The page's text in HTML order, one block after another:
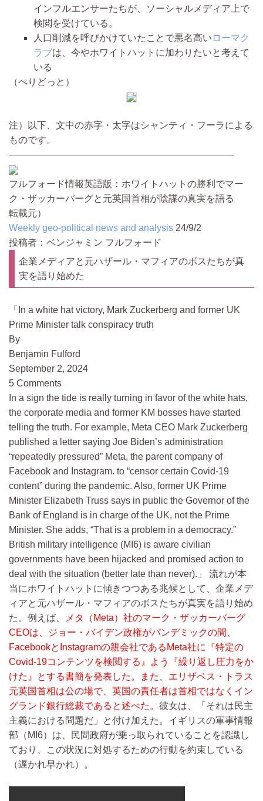
インフルエンサーたちが、ソーシャルメディア上で
検閲を受けている。
人口削減を呼びかけていたことで悪名高い ローマク
ラブは、今やホワイトハットに加わりたいと考えて
いる
（ぺりどっと）
注）以下、文中の赤字・太字はシャンティ・フーラによる
ものです。
————————————————————————
フルフォード情報英語版：ホワイトハットの勝利でマー
ク・ザッカーバーグと元英国首相が陰謀の真実を語る
転載元）
Weekly geo-political news and analysis 24/9/2
投稿者：ベンジャミン フルフォード
企業メディアと元ハザール・マフィアのボスたちが真
実を語り始めた
In a white hat victory, Mark Zuckerberg and former UK
Prime Minister talk conspiracy truth
By
Benjamin Fulford
September 2, 2024
5 Comments
In a sign the tide is really turning in favor of the white hats,
the corporate media and former KM bosses have started
telling the truth. For example, Meta CEO Mark Zuckerberg
published a letter saying Joe Biden’s administration
“repeatedly pressured” Meta, the parent company of
Facebook and Instagram. to “censor certain Covid-19
content” during the pandemic. Also, former UK Prime
Minister Elizabeth Truss says in public the Governor of the
Bank of England is in charge of the UK, not the Prime
Minister. She adds, “That is a problem in a democracy.”
British military intelligence (MI6) is aware civilian
governments have been hijacked and promised action to
deal with the situation (better late than never).
流れが本
当にホワイトハットに傾きつつある兆候として、企業メデ
ィアと元ハザール・マフィアのボスたちが真実を語り始め
た。例えば、
メタ（Meta）社のマーク・ザッカーバーグ
CEOは、ジョー・バイデン政権がパンデミックの間、
FacebookとInstagramの親会社であるMeta社に『特定の
Covid-19コンテンツを検閲する』よう『繰り返し圧力をか
けた』とする書簡を発表した。また、エリザベス・トラス
元英国首相は公の場で、英国の責任者は首相ではなくイン
グランド銀行総裁であると述べた。 彼女は、「それは民主
主義における問題だ」と付け加えた。イギリスの軍事情報
部（MI6）は、民間政府が乗っ取られていることを認識し
ており、この状況に対処するための行動を約束している
（遅かれ早かれ）。